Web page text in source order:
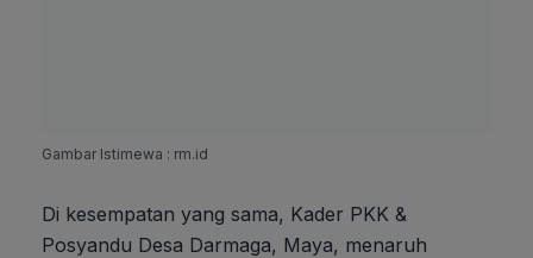
Gambar Istimewa : rm.id
Di kesempatan yang sama, Kader PKK &
Posyandu Desa Darmaga, Maya, menaruh